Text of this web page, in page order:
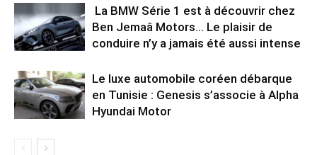
La BMW Série 1 est à découvrir chez
Ben Jemaâ Motors… Le plaisir de
conduire n’y a jamais été aussi intense
Le luxe automobile coréen débarque
en Tunisie : Genesis s’associe à Alpha
Hyundai Motor